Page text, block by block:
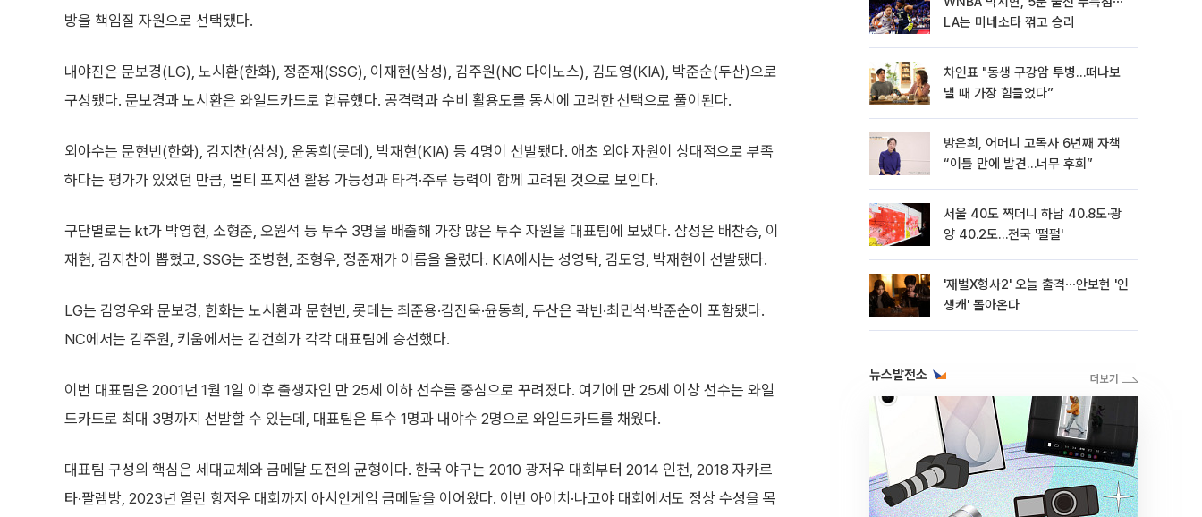
방을 책임질 자원으로 선택됐다.
내야진은 문보경(LG), 노시환(한화), 정준재(SSG), 이재현(삼성), 김주원(NC 다이노스), 김도영(KIA), 박준순(두산)으로
구성됐다. 문보경과 노시환은 와일드카드로 합류했다. 공격력과 수비 활용도를 동시에 고려한 선택으로 풀이된다.
외야수는 문현빈(한화), 김지찬(삼성), 윤동희(롯데), 박재현(KIA) 등 4명이 선발됐다. 애초 외야 자원이 상대적으로 부족
하다는 평가가 있었던 만큼, 멀티 포지션 활용 가능성과 타격·주루 능력이 함께 고려된 것으로 보인다.
구단별로는 kt가 박영현, 소형준, 오원석 등 투수 3명을 배출해 가장 많은 투수 자원을 대표팀에 보냈다. 삼성은 배찬승, 이
재현, 김지찬이 뽑혔고, SSG는 조병현, 조형우, 정준재가 이름을 올렸다. KIA에서는 성영탁, 김도영, 박재현이 선발됐다.
LG는 김영우와 문보경, 한화는 노시환과 문현빈, 롯데는 최준용·김진욱·윤동희, 두산은 곽빈·최민석·박준순이 포함됐다.
NC에서는 김주원, 키움에서는 김건희가 각각 대표팀에 승선했다.
이번 대표팀은 2001년 1월 1일 이후 출생자인 만 25세 이하 선수를 중심으로 꾸려졌다. 여기에 만 25세 이상 선수는 와일
드카드로 최대 3명까지 선발할 수 있는데, 대표팀은 투수 1명과 내야수 2명으로 와일드카드를 채웠다.
대표팀 구성의 핵심은 세대교체와 금메달 도전의 균형이다. 한국 야구는 2010 광저우 대회부터 2014 인천, 2018 자카르
타·팔렘방, 2023년 열린 항저우 대회까지 아시안게임 금메달을 이어왔다. 이번 아이치·나고야 대회에서도 정상 수성을 목
LA는 미네소타 꺾고 승리
차인표 "동생 구강암 투병…떠나보
낼 때 가장 힘들었다”
방은희, 어머니 고독사 6년째 자책
“이틀 만에 발견…너무 후회”
서울 40도 찍더니 하남 40.8도·광
양 40.2도…전국 '펄펄'
'재벌X형사2' 오늘 출격⋯안보현 '인
생캐' 돌아온다
뉴스발전소